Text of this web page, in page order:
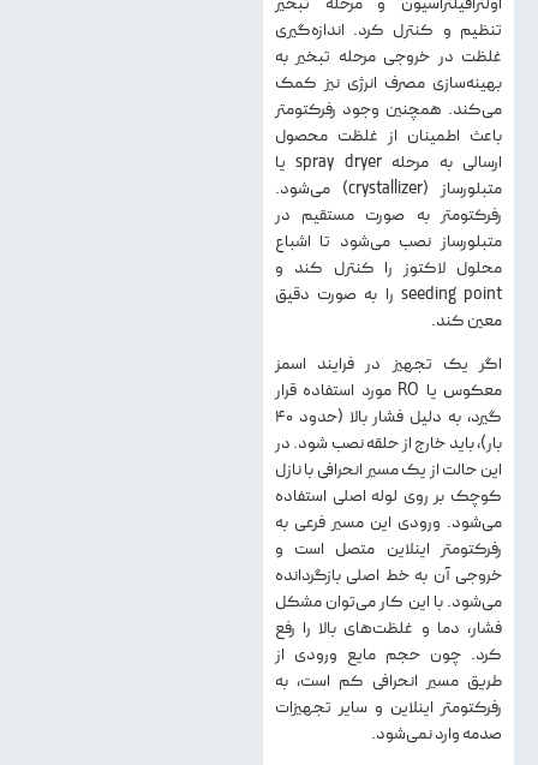
تنظیم و کنترل کرد. اندازه‌گیری
غلظت در خروجی مرحله تبخیر به
بهینه‌سازی مصرف انرژی نیز کمک
می‌کند. همچنین وجود رفرکتومتر
باعث اطمینان از غلظت محصول
ارسالی به مرحله spray dryer یا
متبلورساز (crystallizer) می‌شود.
رفرکتومتر به صورت مستقیم در
متبلورساز نصب می‌شود تا اشباع
محلول لاکتوز را کنترل کند و
seeding point را به صورت دقیق
معین کند.
اگر یک تجهیز در فرایند اسمز
معکوس یا RO مورد استفاده قرار
گیرد، به دلیل فشار بالا (حدود ۴۰
بار)، باید خارج از حلقه نصب شود. در
این حالت از یک مسیر انحرافی با نازل
کوچک بر روی لوله اصلی استفاده
می‌شود. ورودی این مسیر فرعی به
رفرکتومتر اینلاین متصل است و
خروجی آن به خط اصلی بازگردانده
می‌شود. با این کار می‌توان مشکل
فشار، دما و غلظت‌های بالا را رفع
کرد. چون حجم مایع ورودی از
طریق مسیر انحرافی کم است، به
رفرکتومتر اینلاین و سایر تجهیزات
صدمه وارد نمی‌شود.